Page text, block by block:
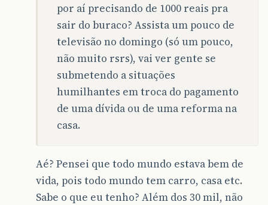
por aí precisando de 1000 reais pra
sair do buraco? Assista um pouco de
televisão no domingo (só um pouco,
não muito rsrs), vai ver gente se
submetendo a situações
humilhantes em troca do pagamento
de uma dívida ou de uma reforma na
casa.
Aé? Pensei que todo mundo estava bem de
vida, pois todo mundo tem carro, casa etc.
Sabe o que eu tenho? Além dos 30 mil, não